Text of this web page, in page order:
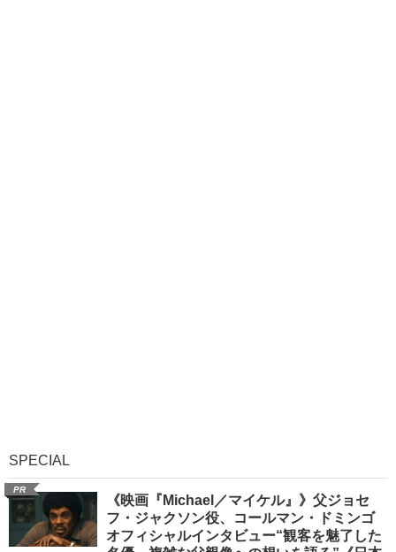
SPECIAL
PR
《映画『Michael／マイケル』》父ジョセ
フ・ジャクソン役、コールマン・ドミンゴ
オフィシャルインタビュー“観客を魅了した